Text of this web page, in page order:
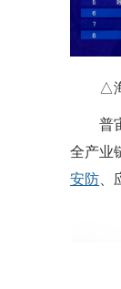
△
普
全产业
安防 、